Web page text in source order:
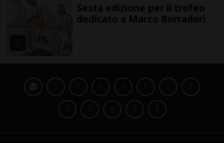
Sesta edizione per il trofeo
dedicato a Marco Borradori